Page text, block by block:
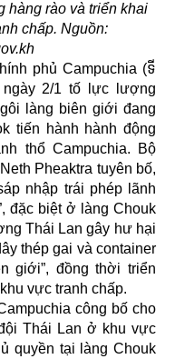
hàng rào và triển khai
chấp. Nguồn:
phủ Campuchia (ទី
ngày 2/1 tố lực lượng
làng biên giới đang
tiến hành hành động
thổ Campuchia. Bộ
Pheaktra tuyên bố,
nhập trái phép lãnh
đặc biệt ở làng Chouk
Thái Lan gây hư hại
thép gai và container
giới”, đồng thời triển
vực tranh chấp.
công bố cho
Thái Lan ở khu vực
quyền tại làng Chouk